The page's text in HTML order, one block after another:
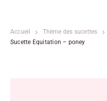
Accueil Thème des sucettes
Sucette Equitation – poney